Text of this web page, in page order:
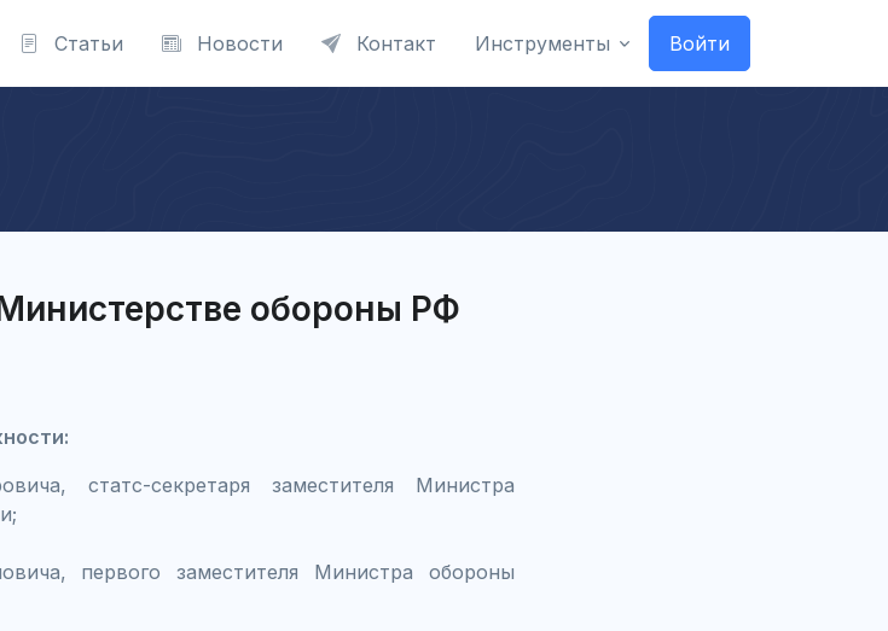
Войти
Статьи Новости Контакт Инструменты
обороны РФ
статс-секретаря заместителя Министра
первого заместителя Министра обороны